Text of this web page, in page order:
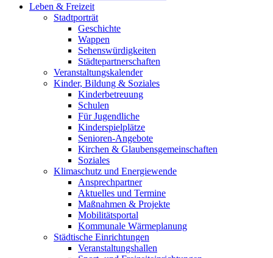
Leben & Freizeit
Stadtporträt
Geschichte
Wappen
Sehenswürdigkeiten
Städtepartnerschaften
Veranstaltungskalender
Kinder, Bildung & Soziales
Kinderbetreuung
Schulen
Für Jugendliche
Kinderspielplätze
Senioren-Angebote
Kirchen & Glaubensgemeinschaften
Soziales
Klimaschutz und Energiewende
Ansprechpartner
Aktuelles und Termine
Maßnahmen & Projekte
Mobilitätsportal
Kommunale Wärmeplanung
Städtische Einrichtungen
Veranstaltungshallen